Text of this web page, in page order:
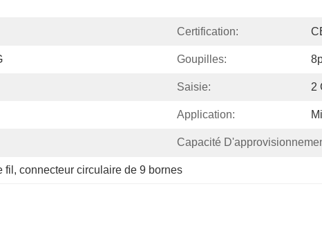
Certification:
Goupilles:
Saisie: 2
Application:
Capacité
fil , connecteur circulaire de 9 bornes